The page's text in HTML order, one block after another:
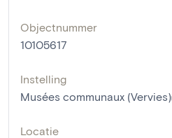
Objectnummer
10105617
Instelling
Musées communaux (Vervies)
Locatie